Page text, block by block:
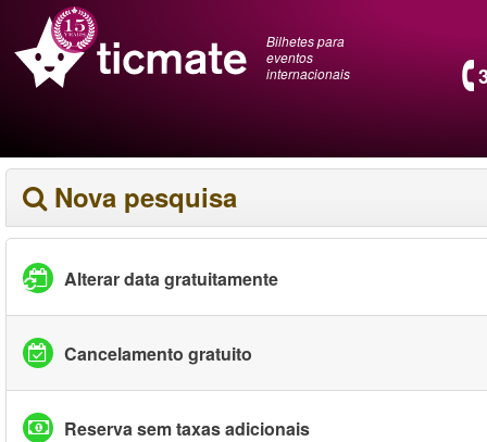
Bilhetes para
eventos
internacionais
Nova pesquisa
Alterar data gratuitamente
Cancelamento gratuito
Reserva sem taxas adicionais